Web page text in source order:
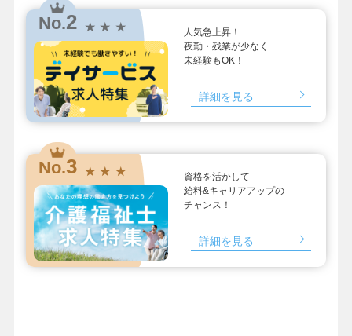
No.2 ★ ★ ★
人気急上昇！
夜勤・残業が少なく
未経験もOK！
詳細を見る
No.3 ★ ★ ★
資格を活かして
給料&キャリアアップの
チャンス！
詳細を見る